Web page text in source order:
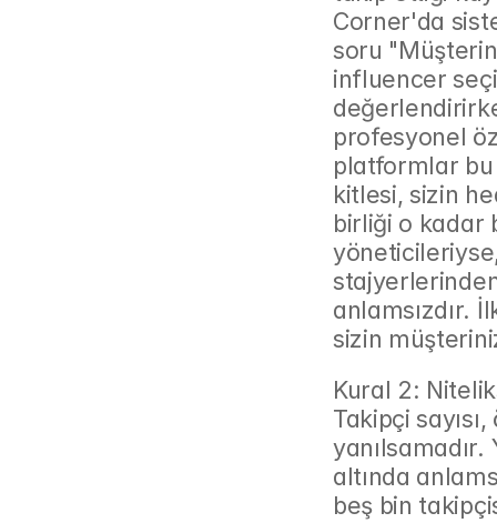
Corner'da
soru
influencer
profesyonel
platformlar bu
kitlesi, sizin
birliği o kadar
anlamsızdır.
sizin
Kural 2:
Takipçi
altında
beş bin